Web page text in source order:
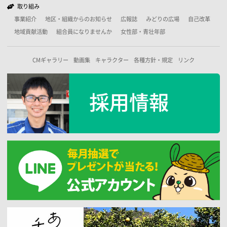
取り組み
事業紹介 地区・組織からのお知らせ 広報誌 みどりの広場 自己改革
地域貢献活動 組合員になりませんか 女性部・青壮年部
CMギャラリー 動画集 キャラクター 各種方針・規定 リンク